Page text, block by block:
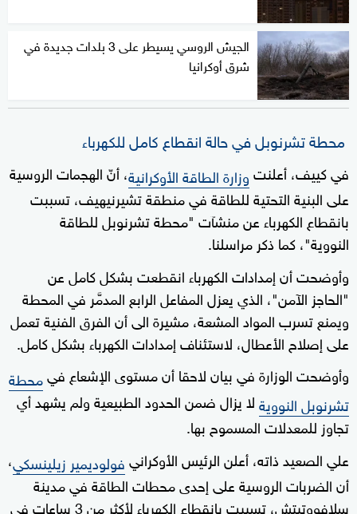
الجيش الروسي يسيطر على 3 بلدات جديدة في
شرق أوكرانيا
محطة تشرنوبل في حالة انقطاع كامل للكهرباء
في كييف، أعلنتوزارة الطاقة الأوكرانية، أنّ الهجمات الروسية
على البنية التحتية للطاقة في منطقة تشيرنيهيف، تسببت
بانقطاع الكهرباء عن منشآت "محطة تشرنوبل للطاقة
النووية"، كما ذكر مراسلنا.
وأوضحت أن إمدادات الكهرباء انقطعت بشكل كامل عن
"الحاجز الآمن"، الذي يعزل المفاعل الرابع المدمَّر في المحطة
ويمنع تسرب المواد المشعة، مشيرة الى أن الفرق الفنية تعمل
على إصلاح الأعطال، لاستئناف إمدادات الكهرباء بشكل كامل.
وأوضحت الوزارة في بيان لاحقا أن مستوى الإشعاع فيمحطة
تشرنوبل النوويةلا يزال ضمن الحدود الطبيعية ولم يشهد أي
تجاوز للمعدلات المسموح بها.
علي الصعيد ذاته، أعلن الرئيس الأوكرانيفولوديمير زيلينسكي،
أن الضربات الروسية على إحدى محطات الطاقة في مدينة
سلافووتيتش، تسببت بانقطاع الكهرباء لأكثر من 3 ساعات في